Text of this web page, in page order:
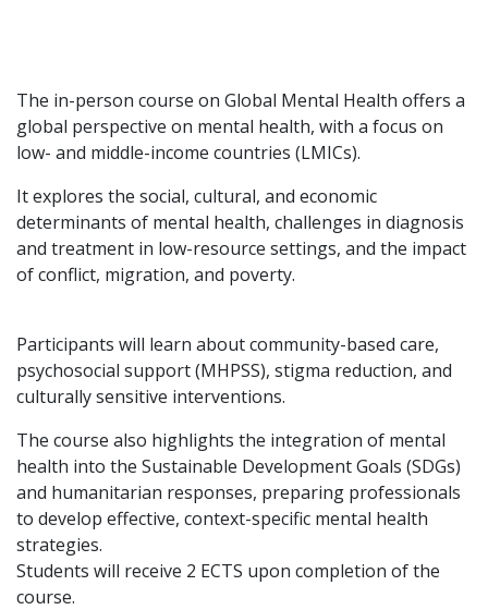
The in-person course on Global Mental Health offers a
global perspective on mental health, with a focus on
low- and middle-income countries (LMICs).
It explores the social, cultural, and economic
determinants of mental health, challenges in diagnosis
and treatment in low-resource settings, and the impact
of conflict, migration, and poverty.
Participants will learn about community-based care,
psychosocial support (MHPSS), stigma reduction, and
culturally sensitive interventions.
The course also highlights the integration of mental
health into the Sustainable Development Goals (SDGs)
and humanitarian responses, preparing professionals
to develop effective, context-specific mental health
strategies.
Students will receive 2 ECTS upon completion of the
course.